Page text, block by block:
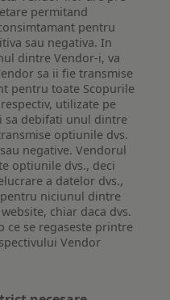
permitand
pentru
sau negativa. In
dintre Vendor-i, va
sa ii fie transmise
pentru toate Scopurile
utilizate pe
sa debifati unul dintre
optiunile dvs.
negative. Vendorul
optiunile dvs., deci
a datelor dvs.,
niciunul dintre
chiar daca dvs.
ce se regaseste printre
Vendor